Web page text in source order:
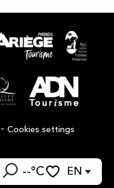
--°C EN
- Cookies settings